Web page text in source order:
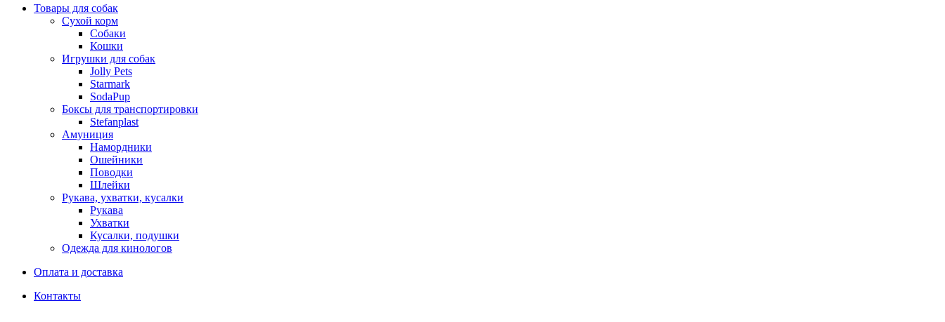
Товары для собак
Сухой корм
Собаки
Кошки
Игрушки для собак
Jolly Pets
Starmark
SodaPup
Боксы для транспортировки
Stefanplast
Амуниция
Намордники
Ошейники
Поводки
Шлейки
Рукава, ухватки, кусалки
Рукава
Ухватки
Кусалки, подушки
Одежда для кинологов
Оплата и доставка
Контакты